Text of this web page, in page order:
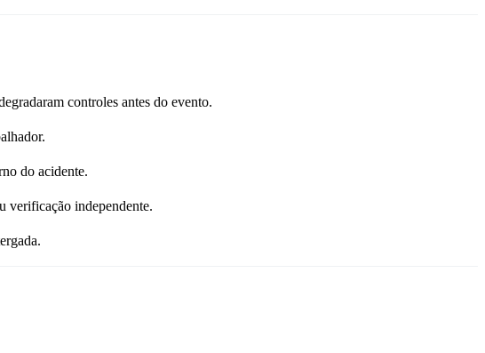
controles antes do evento.
do acidente.
verificação independente.